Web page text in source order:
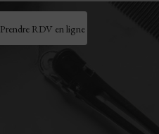
Prendre RDV en ligne